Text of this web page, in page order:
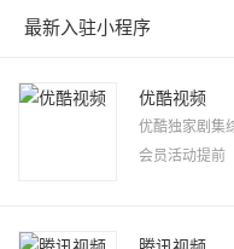
最新入驻小程序
优酷视频
优酷独家剧集
会员活动提前